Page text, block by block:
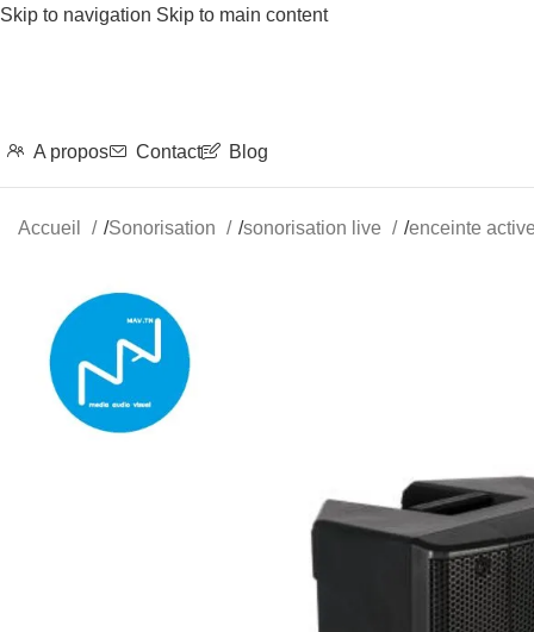
Skip to navigation Skip to main content
A propos Contact Blog
Accueil /Sonorisation /sonorisation live /enceinte active